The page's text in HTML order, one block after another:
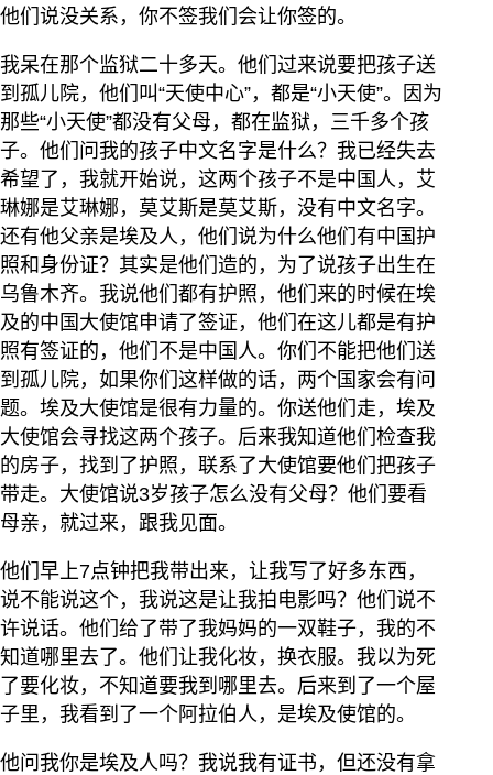
他们说没关系，你不签我们会让你签的。
我呆在那个监狱二十多天。他们过来说要把孩子送
到孤儿院，他们叫“天使中心”，都是“小天使”。因为
那些“小天使”都没有父母，都在监狱，三千多个孩
子。他们问我的孩子中文名字是什么？我已经失去
希望了，我就开始说，这两个孩子不是中国人，艾
琳娜是艾琳娜，莫艾斯是莫艾斯，没有中文名字。
还有他父亲是埃及人，他们说为什么他们有中国护
照和身份证？其实是他们造的，为了说孩子出生在
乌鲁木齐。我说他们都有护照，他们来的时候在埃
及的中国大使馆申请了签证，他们在这儿都是有护
照有签证的，他们不是中国人。你们不能把他们送
到孤儿院，如果你们这样做的话，两个国家会有问
题。埃及大使馆是很有力量的。你送他们走，埃及
大使馆会寻找这两个孩子。后来我知道他们检查我
的房子，找到了护照，联系了大使馆要他们把孩子
带走。大使馆说3岁孩子怎么没有父母？他们要看
母亲，就过来，跟我见面。
他们早上7点钟把我带出来，让我写了好多东西，
说不能说这个，我说这是让我拍电影吗？他们说不
许说话。他们给了带了我妈妈的一双鞋子，我的不
知道哪里去了。他们让我化妆，换衣服。我以为死
了要化妆，不知道要我到哪里去。后来到了一个屋
子里，我看到了一个阿拉伯人，是埃及使馆的。
他问我你是埃及人吗？我说我有证书，但还没有拿